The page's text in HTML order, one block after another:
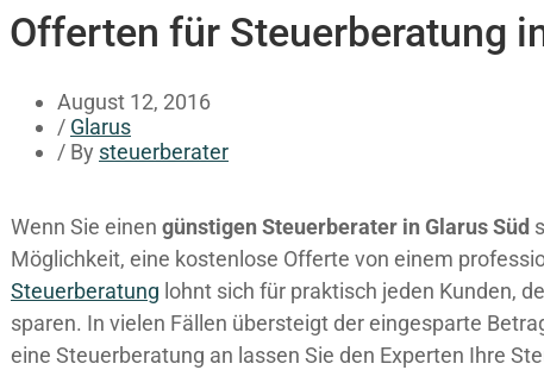
Offerten für Steuerberatung
August 12, 2016
/ Glarus
/ By steuerberater
Wenn Sie einen günstigen Steuerberater in Glarus Süd
Möglichkeit, eine kostenlose Offerte von einem
Steuerberatung lohnt sich für praktisch jeden Kunden,
sparen. In vielen Fällen übersteigt der eingesparte
eine Steuerberatung an lassen Sie den Experten Ihre